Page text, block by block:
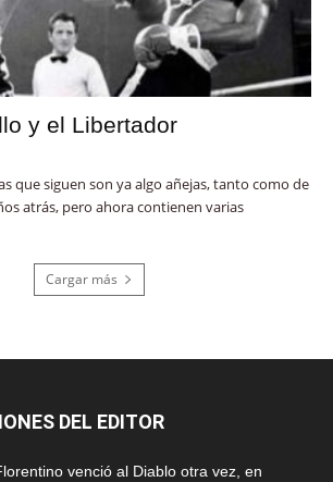
y el Libertador
que siguen son ya algo añejas, tanto como de
atrás, pero ahora contienen varias
Cargar más
DEL EDITOR
venció al Diablo otra vez, en